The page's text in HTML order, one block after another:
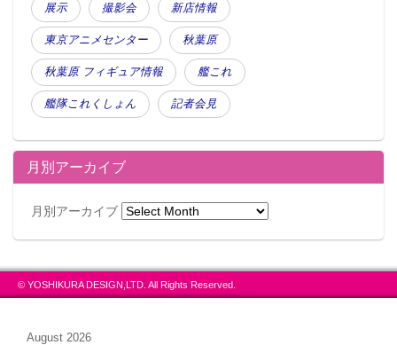
展示 撮影会 新店情報
東京アニメセンター 秋葉原
秋葉原 フィギュア情報 艦これ
艦隊これくしょん 記者会見
月別アーカイブ
月別アーカイブ
© YOSHIKURA DESIGN,LTD. All Rights Reserved.
August 2026